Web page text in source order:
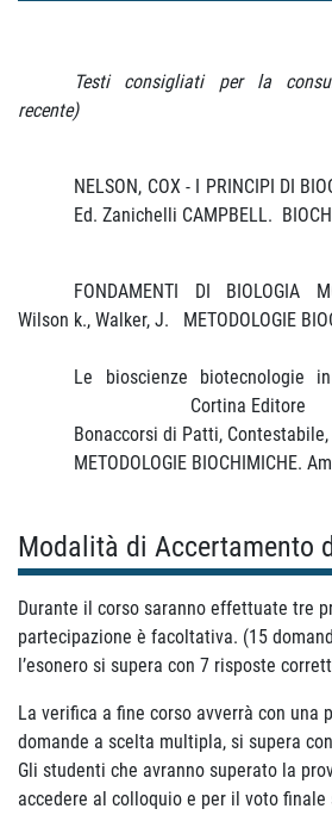
Testi consigliati per la
recente)
NELSON, COX - I PRINCIPI DI
Ed. Zanichelli CAMPBELL.
FONDAMENTI DI BIOLOGIA
Wilson k., Walker, J.
METODOLOGIE
Le bioscienze biotecnologie
Cortina Editore
Bonaccorsi di Patti, Contestabile,
METODOLOGIE BIOCHIMICHE.
Modalità di Accertamento
Durante il corso saranno effettuate tre
partecipazione è facoltativa. (15
l’esonero si supera con 7 risposte
La verifica a fine corso avverrà con una
domande a scelta multipla, si supera
Gli studenti che avranno superato la
accedere al colloquio e per il voto